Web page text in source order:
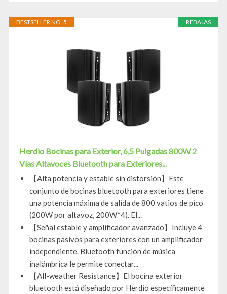
REBAJAS
BESTSELLER NO. 5
Herdio Bocinas para Exterior, 6,5 Pulgadas 800W 2
Vías Altavoces Bluetooth para Exteriores...
【Alta potencia y estable sin distorsión】Este
conjunto de bocinas bluetooth para exteriores tiene
una potencia máxima de salida de 800 vatios de pico
(200W por altavoz, 200W*4). El...
【Señal estable y amplificador avanzado】Incluye 4
bocinas pasivos para exteriores con un amplificador
independiente. Bluetooth función de música
inalámbrica le permite conectar...
【All-weather Resistance】El bocina exterior
bluetooth está diseñado por Herdio específicamente